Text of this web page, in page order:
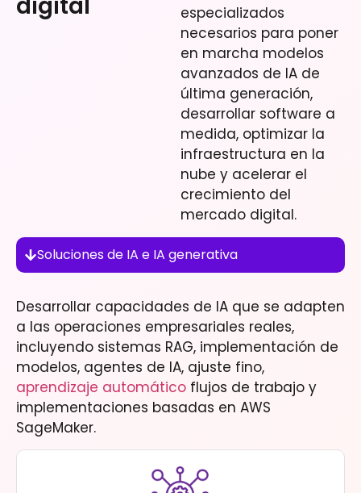
digital
especializados
necesarios para poner
en marcha modelos
avanzados de IA de
última generación,
desarrollar software a
medida, optimizar la
infraestructura en la
nube y acelerar el
crecimiento del
mercado digital.
Soluciones de IA e IA generativa
Desarrollar capacidades de IA que se adapten
a las operaciones empresariales reales,
incluyendo sistemas RAG, implementación de
modelos, agentes de IA, ajuste fino,
aprendizaje automático flujos de trabajo y
implementaciones basadas en AWS
SageMaker.